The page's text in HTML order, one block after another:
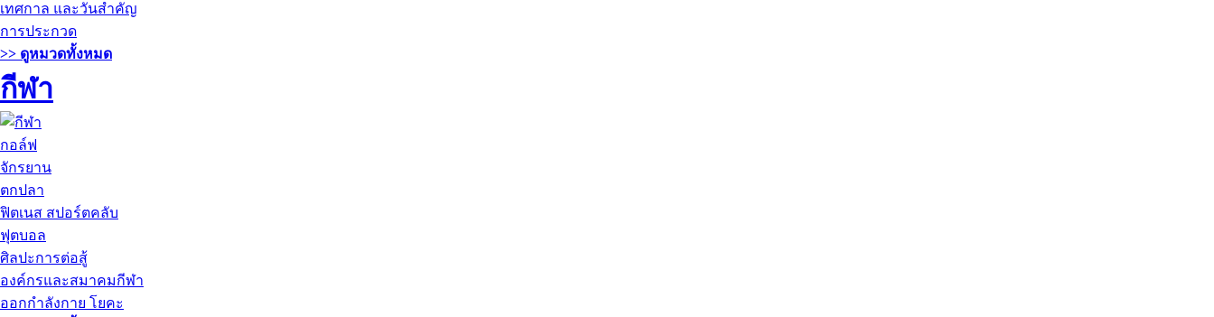
เทศกาล และวันสำคัญ
การประกวด
>> ดูหมวดทั้งหมด
กีฬา
กอล์ฟ
จักรยาน
ตกปลา
ฟิตเนส สปอร์ตคลับ
ฟุตบอล
ศิลปะการต่อสู้
องค์กรและสมาคมกีฬา
ออกกำลังกาย โยคะ